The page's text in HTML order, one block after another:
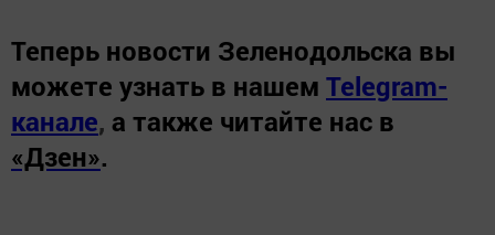
Теперь новости Зеленодольска вы
можете узнать в нашем Telegram-
канале, а также читайте нас в
«Дзен».